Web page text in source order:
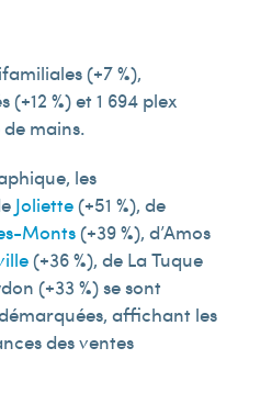
(+7 %),
%) et 1 694 plex
mains.
les
Joliette(+51 %), de
Monts(+39 %), d’Amos
(+36 %), de La Tuque
(+33 %) se sont
affichant les
des ventes